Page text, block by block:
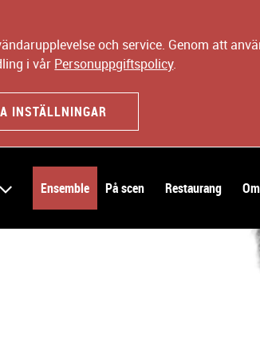
och service. Genom att
i vår Personuppgiftspolicy.
INSTÄLLNINGAR
Ensemble På scen Restaurang